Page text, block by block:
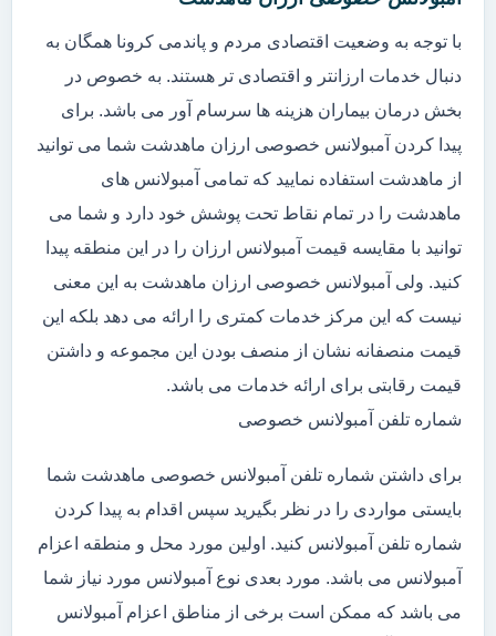
با توجه به وضعیت اقتصادی مردم و پاندمی کرونا همگان به
دنبال خدمات ارزانتر و اقتصادی تر هستند. به خصوص در
بخش درمان بیماران هزینه ها سرسام آور می باشد. برای
پیدا کردن آمبولانس خصوصی ارزان ماهدشت شما می توانید
از ماهدشت استفاده نمایید که تمامی آمبولانس های
ماهدشت را در تمام نقاط تحت پوشش خود دارد و شما می
توانید با مقایسه قیمت آمبولانس ارزان را در این منطقه پیدا
کنید. ولی آمبولانس خصوصی ارزان ماهدشت به این معنی
نیست که این مرکز خدمات کمتری را ارائه می دهد بلکه این
قیمت منصفانه نشان از منصف بودن این مجموعه و داشتن
قیمت رقابتی برای ارائه خدمات می باشد.
شماره تلفن آمبولانس خصوصی
برای داشتن شماره تلفن آمبولانس خصوصی ماهدشت شما
بایستی مواردی را در نظر بگیرید سپس اقدام به پیدا کردن
شماره تلفن آمبولانس کنید. اولین مورد محل و منطقه اعزام
آمبولانس می باشد. مورد بعدی نوع آمبولانس مورد نیاز شما
می باشد که ممکن است برخی از مناطق اعزام آمبولانس